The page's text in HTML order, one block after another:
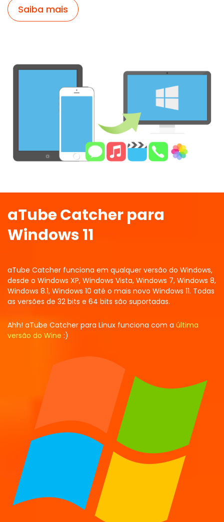
Saiba mais
aTube Catcher para
Windows 11
aTube Catcher funciona em qualquer versão do Windows,
desde o Windows XP, Windows Vista, Windows 7, Windows 8,
Windows 8.1, Windows 10 até o mais novo Windows 11. Todas
as versões de 32 bits e 64 bits são suportadas.
Ahh! aTube Catcher para Linux funciona com a última
versão do Wine :)